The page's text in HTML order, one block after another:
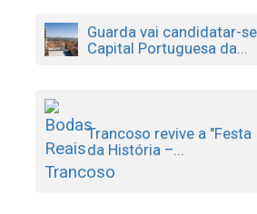
Guarda vai candidatar-
Capital Portuguesa da...
Trancoso revive a "Festa
da História –...